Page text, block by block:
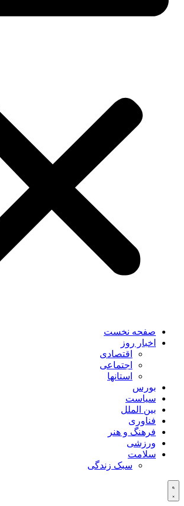
صفحه نخست
اخبار روز
اقتصادی
اجتماعی
استانها
بورس
سیاست
بین الملل
فناوری
فرهنگ و هنر
ورزشی
سلامت
سبک زندگی